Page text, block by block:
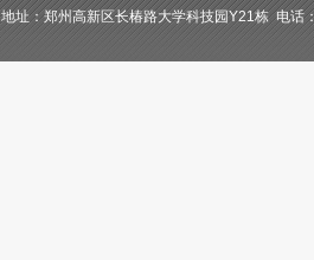
地址：郑州高新区长椿路大学科技园Y21栋 电